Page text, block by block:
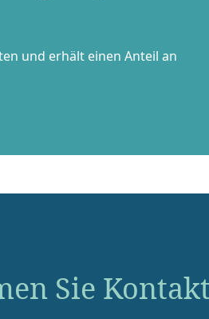
und erhält einen Anteil an
Sie